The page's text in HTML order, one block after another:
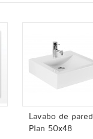
Lavabo de pared
Plan 50x48